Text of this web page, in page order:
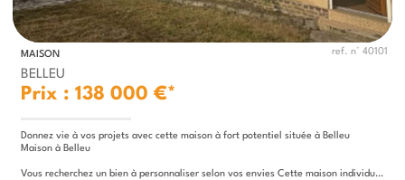
MAISON ref. n° 40101
BELLEU
Prix : 138 000 €*
Donnez vie à vos projets avec cette maison à fort potentiel située à Belleu
Maison à Belleu
Vous recherchez un bien à personnaliser selon vos envies Cette maison individuelle située sur la...